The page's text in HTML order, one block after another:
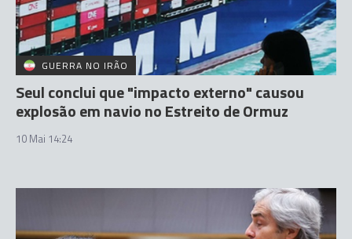
GUERRA NO IRÃO
Seul conclui que "impacto externo" causou
explosão em navio no Estreito de Ormuz
10 Mai 14:24